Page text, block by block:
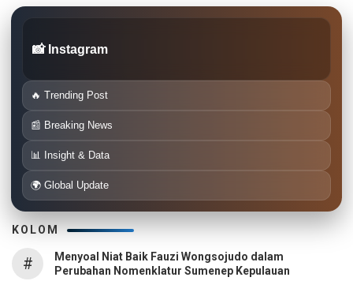
📸 Instagram
🔥 Trending Post
📰 Breaking News
📊 Insight & Data
🌍 Global Update
KOLOM
#
Menyoal Niat Baik Fauzi Wongsojudo dalam
Perubahan Nomenklatur Sumenep Kepulauan